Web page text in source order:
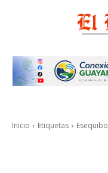
Inicio Etiquetas Esequibo